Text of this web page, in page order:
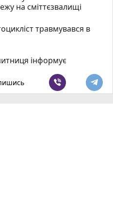
на сміттєзвалищі
травмувався в
інформує